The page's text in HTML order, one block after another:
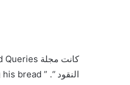
النقود “. ” Eat an apple on going to bed, and you’ll keep the doctor from earning his bread ”